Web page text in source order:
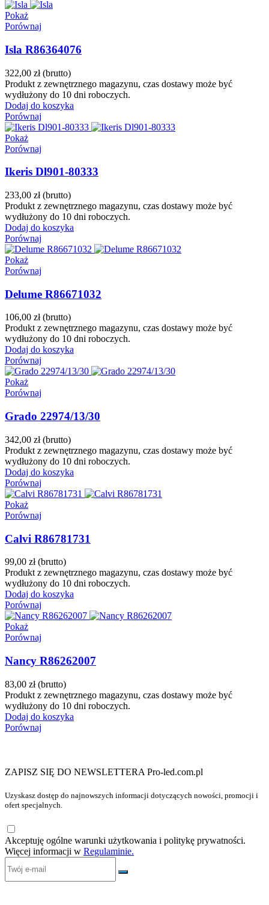
Pokaż
Porównaj
Isla R86364076
322,00 zł (brutto)
Produkt z zewnętrznego magazynu, czas dostawy może być
wydłużony do 10 dni roboczych.
Dodaj do koszyka
Porównaj
Pokaż
Porównaj
Ikeris Dl901-80333
233,00 zł (brutto)
Produkt z zewnętrznego magazynu, czas dostawy może być
wydłużony do 10 dni roboczych.
Dodaj do koszyka
Porównaj
Pokaż
Porównaj
Delume R86671032
106,00 zł (brutto)
Produkt z zewnętrznego magazynu, czas dostawy może być
wydłużony do 10 dni roboczych.
Dodaj do koszyka
Porównaj
Pokaż
Porównaj
Grado 22974/13/30
342,00 zł (brutto)
Produkt z zewnętrznego magazynu, czas dostawy może być
wydłużony do 10 dni roboczych.
Dodaj do koszyka
Porównaj
Pokaż
Porównaj
Calvi R86781731
99,00 zł (brutto)
Produkt z zewnętrznego magazynu, czas dostawy może być
wydłużony do 10 dni roboczych.
Dodaj do koszyka
Porównaj
Pokaż
Porównaj
Nancy R86262007
83,00 zł (brutto)
Produkt z zewnętrznego magazynu, czas dostawy może być
wydłużony do 10 dni roboczych.
Dodaj do koszyka
Porównaj
ZAPISZ SIĘ DO NEWSLETTERA Pro-led.com.pl
Uzyskasz dostęp do najnowszych informacji dotyczących nowości, promocji i
ofert specjalnych.
Akceptuję ogólne warunki użytkowania i politykę prywatności.
Więcej informacji w Regulaminie.